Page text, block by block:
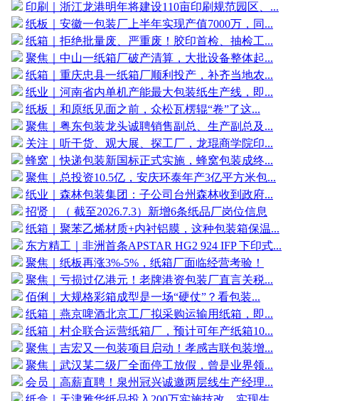
印刷｜浙江龙港明年将建设110亩印刷规范园区、...
纸板｜安徽一包装厂上半年实现产值7000万，同...
纸箱｜拒绝批量废、严重废！胶印首检、抽检工...
聚焦｜中山一纸箱厂破产清算，大批设备整体起...
纸箱｜重庆忠县一纸箱厂顺利投产，补齐当地农...
纸业｜河南省内单机产能最大包装纸生产线，即...
纸板｜和原纸见面之前，众松瓦楞辊“卷”了这...
聚焦｜粤东包装龙头诚聘销售副总、生产副总及...
关注｜听干货、观大展、探工厂，龙琨商学院印...
蜂窝｜快递包装新国标正式实施，蜂窝包装成终...
聚焦｜总投资10.5亿，安庆环泰年产3亿平方米包...
纸业｜森林包装集团：子公司台州森林收到政府...
招贤｜（ 截至2026.7.3）新增6条纸品厂岗位信息
纸箱｜聚苯乙烯材质+内衬铝膜，这种包装箱保温...
东方精工｜非洲首条APSTAR HG2 924 IFP 下印式...
聚焦｜纸板再涨3%-5%，纸箱厂面临经营考验！
聚焦｜亏损过亿港元！老牌港资包装厂直言关税...
佰俐｜大规格彩箱成型是一场“硬仗”？看包装...
纸箱｜燕京啤酒北京工厂拟采购运输用纸箱，即...
纸箱｜村企联合运营纸箱厂，预计可年产纸箱10...
聚焦｜吉宏又一包装项目启动！孝感吉联包装增...
聚焦｜武汉某二级厂全面停工放假，曾是业界领...
会员｜高薪直聘！泉州冠兴诚邀两层线生产经理...